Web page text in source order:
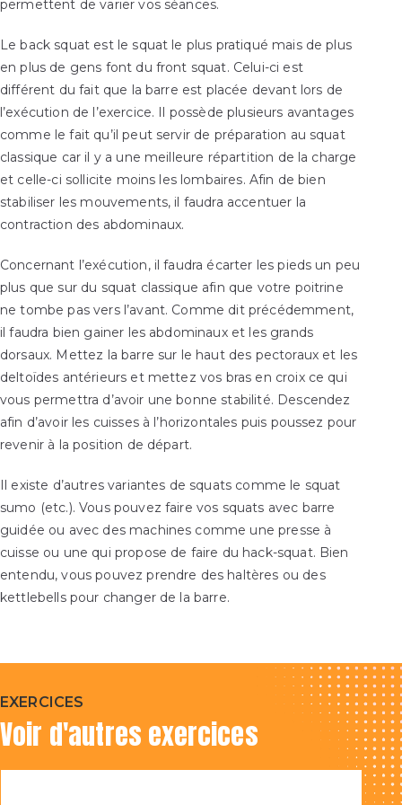
permettent de varier vos séances.
Leback squat est le squat le plus pratiqué mais de plus
en plus de gens font du front squat. Celui-ci est
différent du fait que la barre est placée devant lors de
l’exécution de l’exercice. Il possède plusieurs avantages
comme le fait qu’il peut servir de préparation au squat
classique car il y a une meilleure répartition de la charge
et celle-ci sollicite moins les lombaires. Afin de bien
stabiliser les mouvements, il faudra accentuer la
contraction des abdominaux.
Concernant l’exécution, il faudra écarter les pieds un peu
plus que sur du squat classique afin que votre poitrine
ne tombe pas vers l’avant. Comme dit précédemment,
il faudra bien gainer les abdominaux et les grands
dorsaux. Mettez la barre sur le haut des pectoraux et les
deltoïdes antérieurs et mettez vos bras en croix ce qui
vous permettra d’avoir une bonne stabilité. Descendez
afin d’avoir les cuisses à l’horizontales puis poussez pour
revenir à la position de départ.
Il existe d’autres variantes de squats comme le squat
sumo (etc.). Vous pouvez faire vos squats avec barre
guidée ou avec des machines comme une presse à
cuisse ou une qui propose de faire du hack-squat. Bien
entendu, vous pouvez prendre des haltères ou des
kettlebells pour changer de la barre.
EXERCICES
Voir d'autres exercices